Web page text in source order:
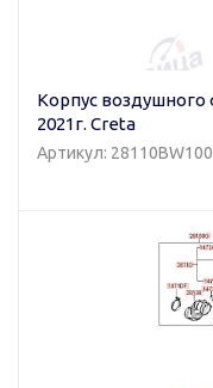
Корпус воздушного
2021г. Creta
Артикул: 28110BW100